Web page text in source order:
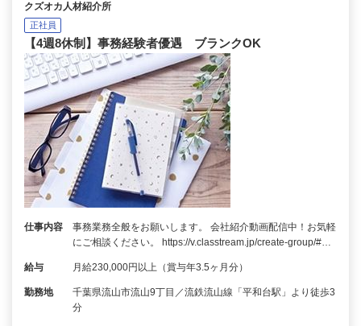
クズオカ人材紹介所
正社員
【4週8休制】事務経験者優遇 ブランクOK
仕事内容
事務業務全般をお願いします。 会社紹介動画配信中！お気軽
にご相談ください。 https://v.classtream.jp/create-group/#…
給与 月給230,000円以上（賞与年3.5ヶ月分）
勤務地
千葉県流山市流山9丁目／流鉄流山線「平和台駅」より徒歩3
分